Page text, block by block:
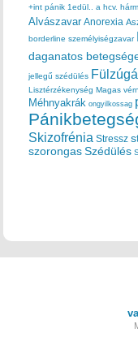
+int pánik 1edül.. a hcv.
Alvászavar Anorexia
borderline személyiségzavar
daganatos
jellegű szédülés
Lisztérzékenység Magas
Méhnyakrák ongyilkossag
Skizofrénia Stressz
szorongas Szédülés